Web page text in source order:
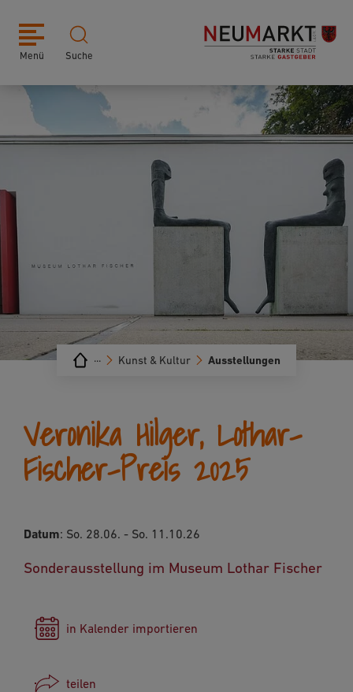
Menü Suche
Ausstellungen
Kunst & Kultur
···
Veronika Hilger, Lothar-
Fischer-Preis 2025
Datum: So. 28.06. - So. 11.10.26
Sonderausstellung im Museum Lothar Fischer
in Kalender importieren
teilen